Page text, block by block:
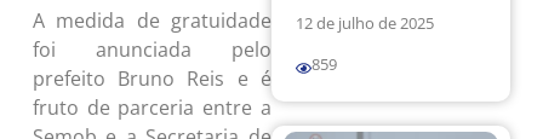
A medida de gratuidade
foi anunciada pelo
prefeito Bruno Reis e é
fruto de parceria entre a
12 de julho de 2025
859